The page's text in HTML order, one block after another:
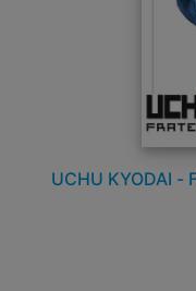
UCHU KYODAI -